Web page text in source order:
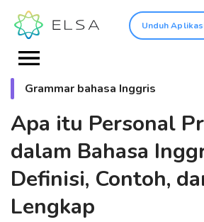
Unduh
Grammar bahasa Inggris
Apa itu Personal
dalam Bahasa
Definisi, Contoh,
Lengkap